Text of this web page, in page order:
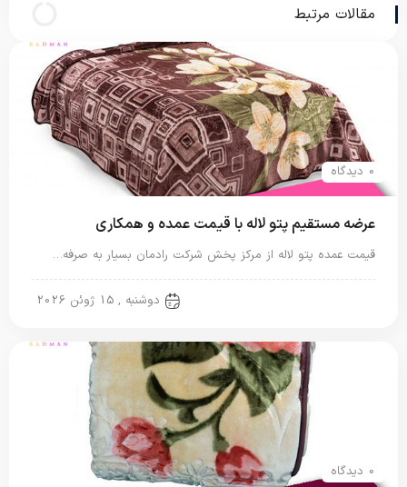
مقالات مرتبط
0 دیدگاه
عرضه مستقیم پتو لاله با قیمت عمده و همکاری
قیمت عمده پتو لاله از مرکز پخش شرکت رادمان بسیار به صرفه…
دوشنبه , 15 ژوئن 2026
0 دیدگاه